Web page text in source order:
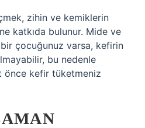
zihin ve kemiklerin
katkıda bulunur. Mide ve
çocuğunuz varsa, kefirin
bu nedenle
önce kefir tüketmeniz